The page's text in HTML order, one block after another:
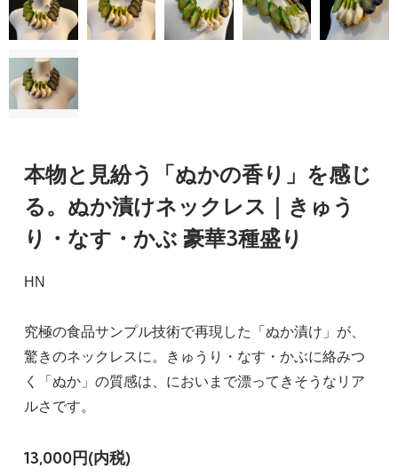
本物と見紛う「ぬかの香り」を感じ
る。ぬか漬けネックレス｜きゅう
り・なす・かぶ 豪華3種盛り
HN
究極の食品サンプル技術で再現した「ぬか漬け」が、
驚きのネックレスに。きゅうり・なす・かぶに絡みつ
く「ぬか」の質感は、においまで漂ってきそうなリア
ルさです。
13,000円(内税)